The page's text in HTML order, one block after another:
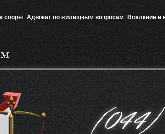
споры Адвокат по жилищным вопросам Вселение и